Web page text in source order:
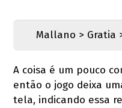
Mallano > Gratia
A coisa é um pouco
então o jogo deixa
tela, indicando essa